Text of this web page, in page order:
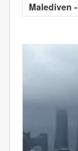
Malediven